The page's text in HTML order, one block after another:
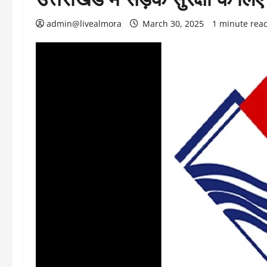
admin@livealmora March 30, 2025 1 minute